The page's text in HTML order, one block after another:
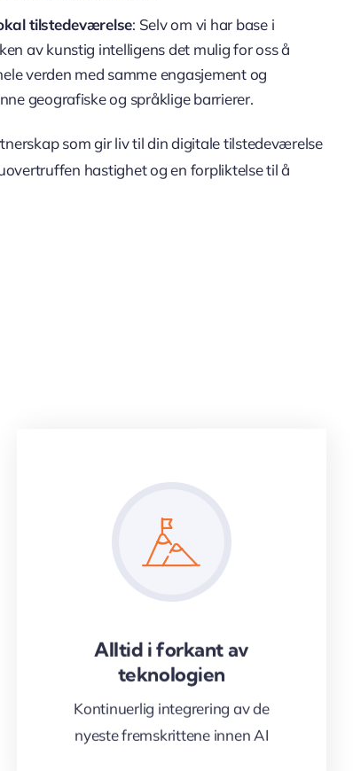
tilstedeværelse: Selv om vi har base i
av kunstig intelligens det mulig for oss å
verden med samme engasjement og
geografiske og språklige barrierer.
som gir liv til din digitale tilstedeværelse
hastighet og en forpliktelse til å
Alltid i forkant av
teknologien
Kontinuerlig integrering av de
nyeste fremskrittene innen AI